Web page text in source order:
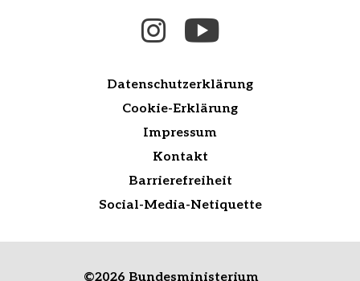
Datenschutzerklärung
Cookie-Erklärung
Impressum
Kontakt
Barrierefreiheit
Social-Media-Netiquette
©2026 Bundesministerium